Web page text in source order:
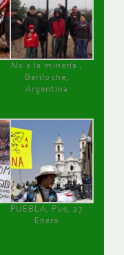
No a la minería ,
Bariloche,
Argentina
PUEBLA, Pue, 27
Enero